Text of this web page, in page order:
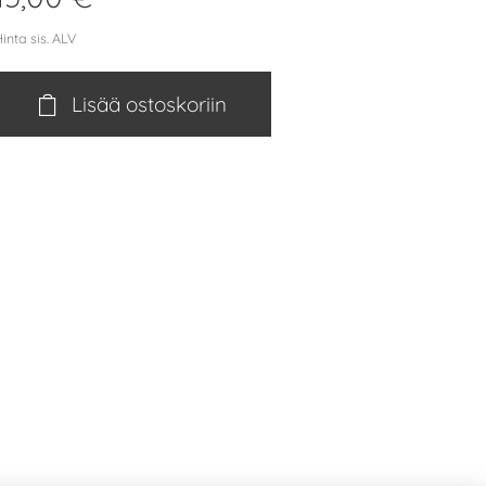
sis. ALV
Lisää ostoskoriin